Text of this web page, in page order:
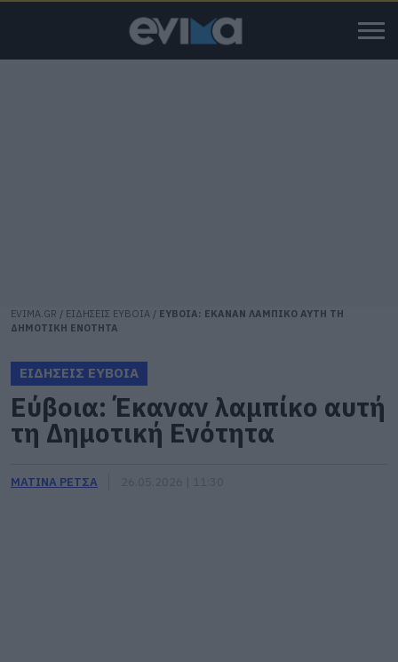
EVIMA.GR / ΕΙΔΗΣΕΙΣ ΕΥΒΟΙΑ / ΕΥΒΟΙΑ: ΕΚΑΝΑΝ ΛΑΜΠΙΚΟ ΑΥΤΗ ΤΗ
ΔΗΜΟΤΙΚΗ ΕΝΟΤΗΤΑ
ΕΙΔΗΣΕΙΣ ΕΥΒΟΙΑ
Εύβοια: Έκαναν λαμπίκο αυτή
τη Δημοτική Ενότητα
ΜΑΤΙΝΑ ΡΕΤΣΑ